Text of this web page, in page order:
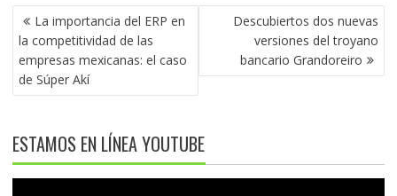
NAVEGACIÓN
DE
ENTRADAS
La importancia del ERP en
la competitividad de las
empresas mexicanas: el caso
de Súper Akí
Descubiertos dos nuevas
versiones del troyano
bancario Grandoreiro
ESTAMOS EN LÍNEA YOUTUBE